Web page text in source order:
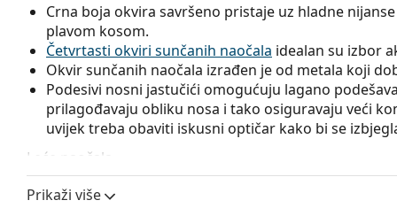
Crna boja okvira savršeno pristaje uz hladne
plavom kosom.
Četvrtasti okviri sunčanih naočala idealan su izbor
Okvir sunčanih naočala izrađen je od metala koji
Podesivi nosni jastučići omogućuju lagano
prilagođavaju obliku nosa i tako osiguravaju veći
uvijek treba obaviti iskusni optičar kako bi se
Leće naočala
Sive leće naočala ublažavaju intenzitet svjetla i
Prikaži više